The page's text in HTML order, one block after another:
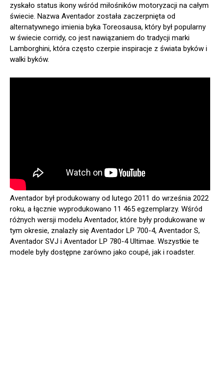
zyskało status ikony wśród miłośników motoryzacji na całym
świecie. Nazwa Aventador została zaczerpnięta od
alternatywnego imienia byka Toreosausa, który był popularny
w świecie corridy, co jest nawiązaniem do tradycji marki
Lamborghini, która często czerpie inspiracje z świata byków i
walki byków.
Aventador był produkowany od lutego 2011 do września 2022
roku, a łącznie wyprodukowano 11 465 egzemplarzy. Wśród
różnych wersji modelu Aventador, które były produkowane w
tym okresie, znalazły się Aventador LP 700-4, Aventador S,
Aventador SVJ i Aventador LP 780-4 Ultimae. Wszystkie te
modele były dostępne zarówno jako coupé, jak i roadster.